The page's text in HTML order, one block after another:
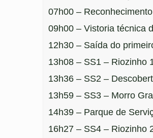
07h00 –
09h00 – Vistoria técnica
12h30 – Saída do
13h08 – SS1 – Riozinho
13h36 – SS2 –
13h59 – SS3 – Morro
14h39 – Parque de
16h27 – SS4 – Riozinho